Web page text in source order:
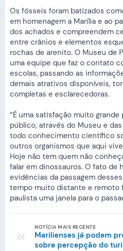
Os fósseis foram batizados
em homenagem a Marília e ao
dos achados e compreendem
entre crânios e elementos
rochas de arenito. O Museu de
uma equipe que faz o contato
escolas, passando as
demais atrativos disponíveis,
completas e esclarecedoras.
“É uma satisfação muito
público, através do Museu e
todo conhecimento científico
outros organismos que aqui
Hoje não tem quem não
falar em dinossauros. O fato de
evidências da passagem
tempo muito distante e remoto
paulista uma janela para o
NOTÍCIA MAIS RECENTE
Marilienses já podem
sobre percepção do